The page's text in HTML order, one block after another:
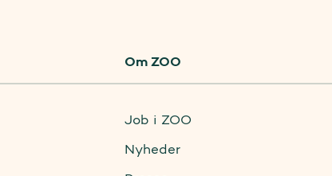
Om ZOO
Job i ZOO
Nyheder